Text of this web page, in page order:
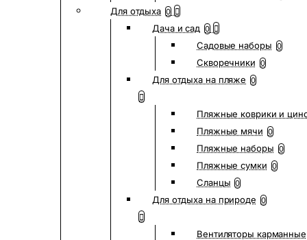
Для отдыха 0
Дача и сад 0
Садовые наборы 0
Скворечники 0
Для отдыха на пляже 0
Пляжные коврики и
Пляжные мячи 0
Пляжные наборы 0
Пляжные сумки 0
Сланцы 0
Для отдыха на природе 0
Вентиляторы карманные